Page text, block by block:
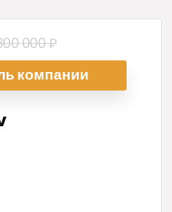
000₽
цена
составляла
Текущая
цена:
11
компании